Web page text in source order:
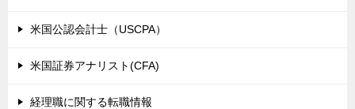
米国公認会計士（USCPA）
米国証券アナリスト(CFA)
経理職に関する転職情報